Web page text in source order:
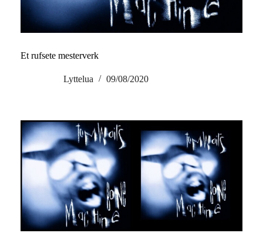
Et rufsete mesterverk
Lyttelua 09/08/2020